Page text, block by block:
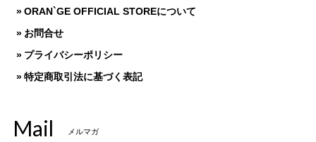
ORAN`GE OFFICIAL STOREについて
お問合せ
プライバシーポリシー
特定商取引法に基づく表記
Mail メルマガ